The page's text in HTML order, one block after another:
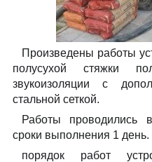
Произведены работы
полусухой стяжки
звукоизоляции с
стальной сеткой.
Работы проводились
сроки выполнения 1 день.
порядок работ